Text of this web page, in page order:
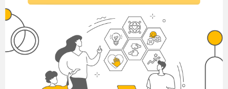
Мета: Вдосконалювати навички виразного
читання, уміння швидко орієнтуватися в тексті,
вчити доводити свої думки, розвивати
критичне мислення ( вміле відповідальне
мислення, що дозволяє людині формувати
надійні вірогідні судження). Збагачувати
словниковий запас учнів. Виховувати доброту,